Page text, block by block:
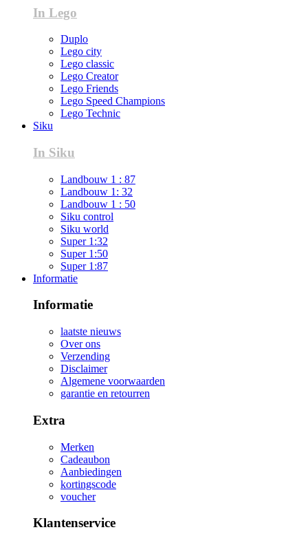
In Lego
Duplo
Lego city
Lego classic
Lego Creator
Lego Friends
Lego Speed Champions
Lego Technic
Siku
In Siku
Landbouw 1 : 87
Landbouw 1: 32
Landbouw 1 : 50
Siku control
Siku world
Super 1:32
Super 1:50
Super 1:87
Informatie
Informatie
laatste nieuws
Over ons
Verzending
Disclaimer
Algemene voorwaarden
garantie en retourren
Extra
Merken
Cadeaubon
Aanbiedingen
kortingscode
voucher
Klantenservice